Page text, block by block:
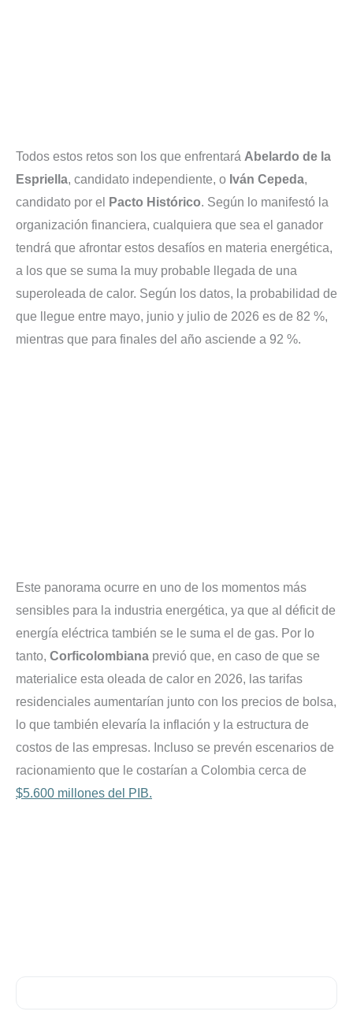
Todos estos retos son los que enfrentará Abelardo de la
Espriella, candidato independiente, o Iván Cepeda,
candidato por el
Pacto Histórico. Según lo manifestó la
organización financiera, cualquiera que sea el ganador
tendrá que afrontar estos desafíos en materia energética,
a los que se suma la muy probable llegada de una
superoleada de calor. Según los datos, la probabilidad de
que llegue entre mayo, junio y julio de 2026 es de 82 %,
mientras que para finales del año asciende a 92 %.
Este panorama ocurre en uno de los momentos más
sensibles para la industria energética, ya que al déficit de
energía eléctrica también se le suma el de gas. Por lo
tanto, Corficolombiana previó que, en caso de que se
materialice esta oleada de calor en 2026, las tarifas
residenciales aumentarían junto con los precios de bolsa,
lo que también elevaría la inflación y la estructura de
costos de las empresas. Incluso se prevén escenarios de
racionamiento que le costarían a Colombia cerca de
$5.600 millones del PIB.